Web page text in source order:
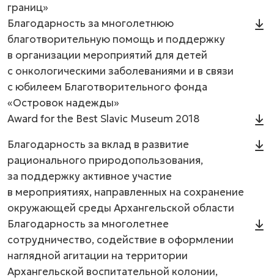
границ»
Благодарность за многолетнюю
благотворительную помощь и поддержку
в организации мероприятий для детей
с онкологическими заболеваниями и в связи
с юбилеем Благотворительного фонда
«Островок надежды»
Award for the Best Slavic Museum 2018
Благодарность за вклад в развитие
рационального природопользования,
за поддержку активное участие
в мероприятиях, направленных на сохранение
окружающей среды Архангельской области
Благодарность за многолетнее
сотрудничество, содействие в оформлении
наглядной агитации на территории
Архангельской воспитательной колонии,